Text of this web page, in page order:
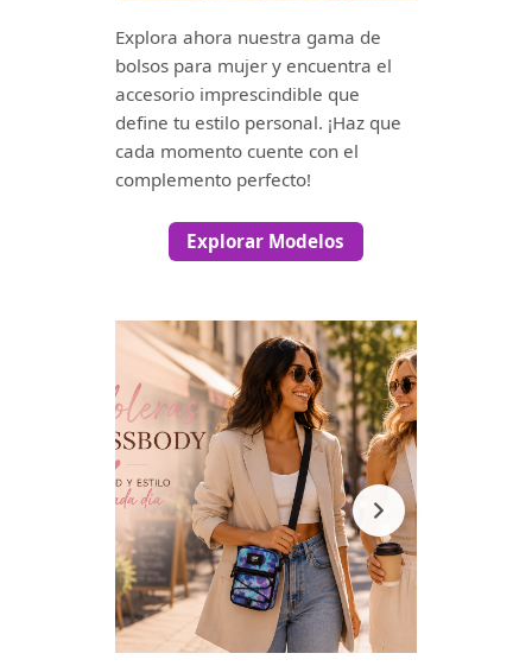
Explora ahora nuestra gama de
bolsos para mujer y encuentra el
accesorio imprescindible que
define tu estilo personal. ¡Haz que
cada momento cuente con el
complemento perfecto!
Explorar Modelos